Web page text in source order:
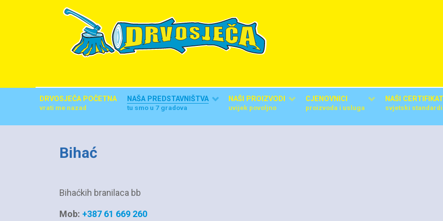
DRVOSJEČA POČETNA
vrati me nazad
NAŠA PREDSTAVNIŠTVA
tu smo u 7 gradova
NAŠI PROIZVODI
uvijek povoljno
CJENOVNICI
proizvoda i usluga
NAŠI CERTIFIKATI
svjetski standardi
Bihać
Bihaćkih branilaca bb
Mob: +387 61 669 260